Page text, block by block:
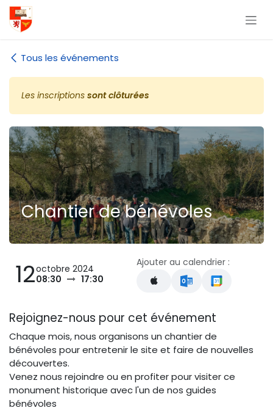
Se rendre au contenu
Tous les événements
Les inscriptions sont clôturées
Chantier de bénévoles
12octobre 2024
08:30
17:30
Ajouter au calendrier :
Rejoignez-nous pour cet événement
Chaque mois, nous organisons un chantier de
bénévoles pour entretenir le site et faire de nouvelles
découvertes.
Venez nous rejoindre ou en profiter pour visiter ce
monument historique avec l'un de nos guides
bénévoles